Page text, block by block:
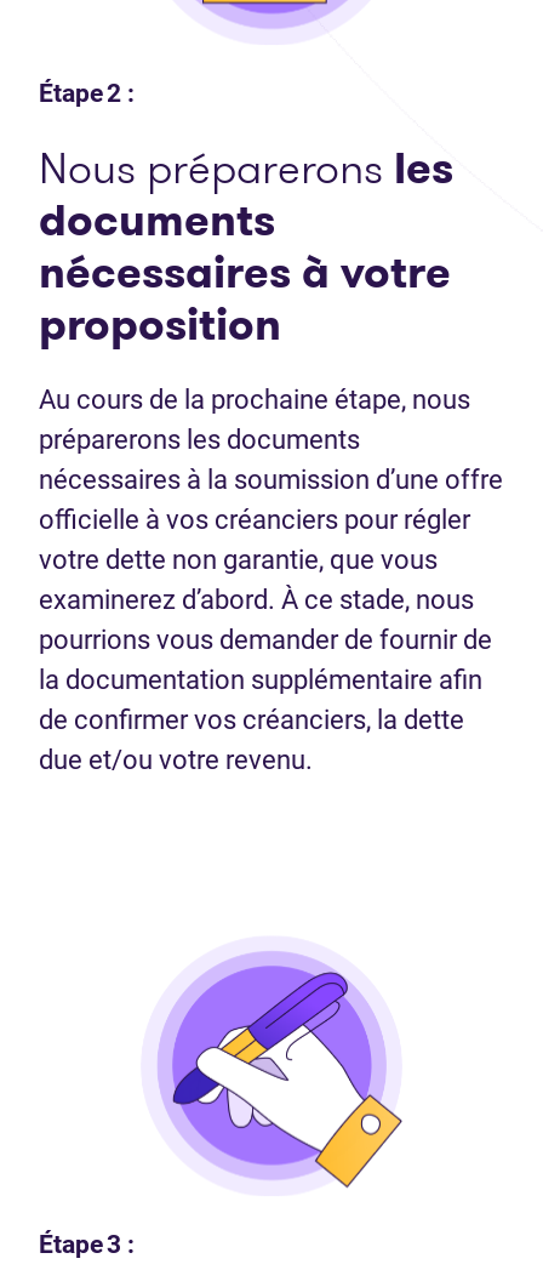
Étape 2 :
Nous préparerons les
documents
nécessaires à votre
proposition
Au cours de la prochaine étape, nous
préparerons les documents
nécessaires à la soumission d’une offre
officielle à vos créanciers pour régler
votre dette non garantie, que vous
examinerez d’abord. À ce stade, nous
pourrions vous demander de fournir de
la documentation supplémentaire afin
de confirmer vos créanciers, la dette
due et/ou votre revenu.
Étape 3 :